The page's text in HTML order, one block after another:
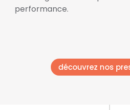
performance.
découvrez nos